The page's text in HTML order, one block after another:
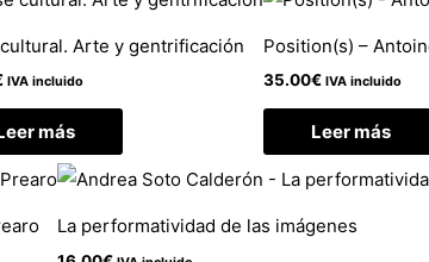
Arte y gentrificación
IVA incluido
más
Position(s) –
35.00€ IVA incluido
Leer más
La performatividad de las imágenes